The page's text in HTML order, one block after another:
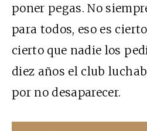
poner pegas. No
para todos, eso es
cierto que nadie los
diez años el club
por no desaparecer.